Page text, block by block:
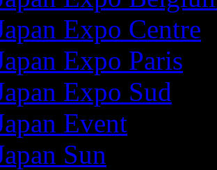
Expo Centre
Expo Paris
Expo Sud
Event
Sun